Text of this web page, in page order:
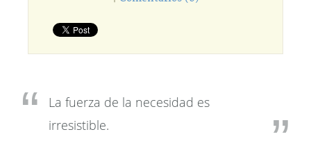
La fuerza de la necesidad es
irresistible.